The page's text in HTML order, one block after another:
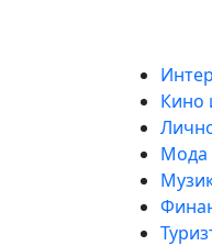
Кино
Мода